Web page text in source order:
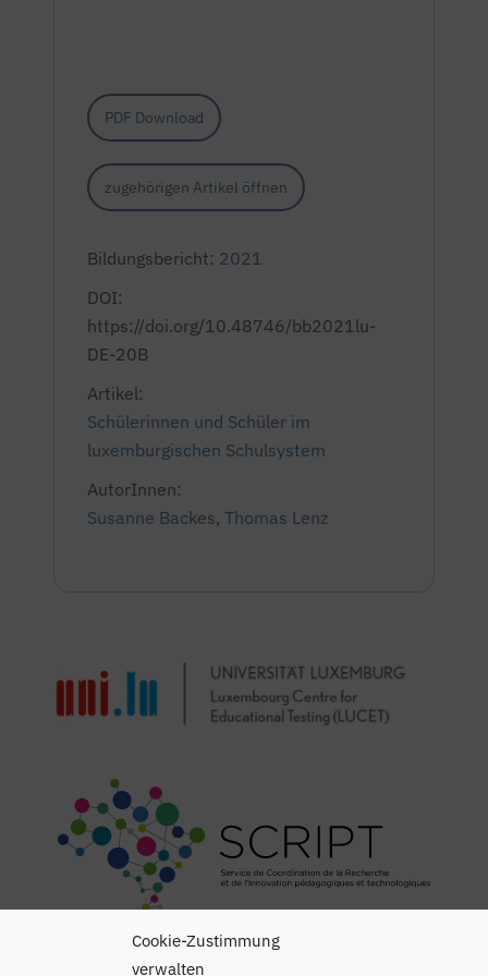
Cookie-Zustimmung
verwalten
PDF Download
zugehörigen Artikel öffnen
Bildungsbericht: 2021
DOI:
https://doi.org/10.48746/bb2021lu-
DE-20B
Artikel:
Schülerinnen und Schüler im
luxemburgischen Schulsystem
AutorInnen:
Susanne Backes, Thomas Lenz